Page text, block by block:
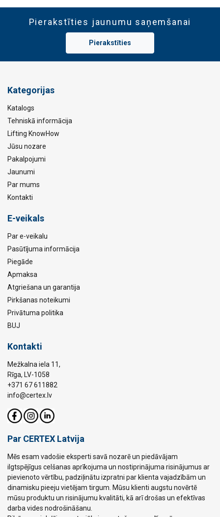
Pierakstīties jaunumu saņemšanai
Pierakstīties
Kategorijas
Katalogs
Tehniskā informācija
Lifting KnowHow
Jūsu nozare
Pakalpojumi
Jaunumi
Par mums
Kontakti
E-veikals
Par e-veikalu
Pasūtījuma informācija
Piegāde
Apmaksa
Atgriešana un garantija
Pirkšanas noteikumi
Privātuma politika
BUJ
Kontakti
Mežkalna iela 11,
Rīga, LV-1058
+371 67 611882
info@certex.lv
Par CERTEX Latvija
Mēs esam vadošie eksperti savā nozarē un piedāvājam
ilgtspējīgus celšanas aprīkojuma un nostiprinājuma risinājumus ar
pievienoto vērtību, padziļinātu izpratni par klienta vajadzībām un
dinamisku pieeju vietējam tirgum. Mūsu klienti augstu novērtē
mūsu produktu un risinājumu kvalitāti, kā arī drošas un efektīvas
darba vides nodrošināšanu.